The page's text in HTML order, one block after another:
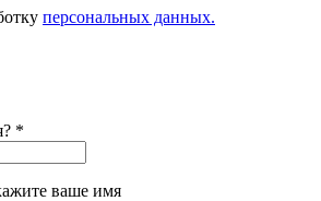
персональных данных.
*
ваше имя